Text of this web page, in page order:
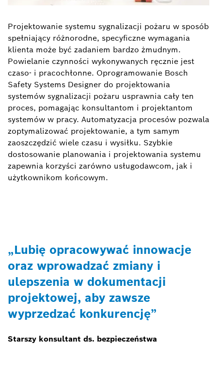
Projektowanie systemu sygnalizacji pożaru w sposób
spełniający różnorodne, specyficzne wymagania
klienta może być zadaniem bardzo żmudnym.
Powielanie czynności wykonywanych ręcznie jest
czaso- i pracochłonne. Oprogramowanie Bosch
Safety Systems Designer do projektowania
systemów sygnalizacji pożaru usprawnia cały ten
proces, pomagając konsultantom i projektantom
systemów w pracy. Automatyzacja procesów pozwala
zoptymalizować projektowanie, a tym samym
zaoszczędzić wiele czasu i wysiłku. Szybkie
dostosowanie planowania i projektowania systemu
zapewnia korzyści zarówno usługodawcom, jak i
użytkownikom końcowym.
„Lubię opracowywać innowacje
oraz wprowadzać zmiany i
ulepszenia w dokumentacji
projektowej, aby zawsze
wyprzedzać konkurencję”
Starszy konsultant ds. bezpieczeństwa